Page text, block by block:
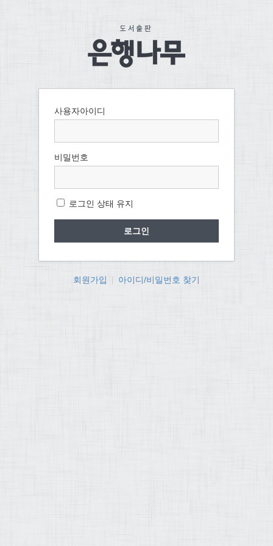
사용자아이디
비밀번호
로그인 상태 유지
회원가입 아이디/비밀번호 찾기